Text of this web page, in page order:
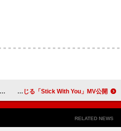
TOMORROW X TOGETHER、5人で一人の男性を演じる「Stick With You」MV公開
RELATED NEWS